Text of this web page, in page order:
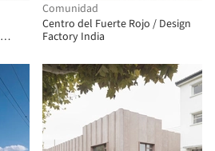
Comunidad
Centro del Fuerte Rojo / Design
Factory India